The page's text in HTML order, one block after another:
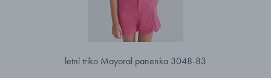
letní triko Mayoral panenka 3048-83